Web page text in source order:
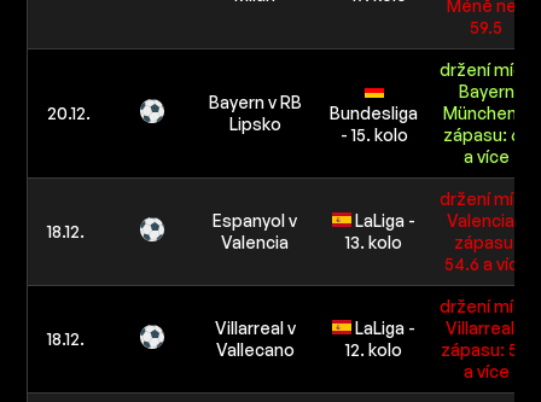
Méně než
59.5
20.12.
Bayern v RB
Lipsko
Bundesliga
- 15. kolo
držení míče
Bayern
München v
zápasu: 62
a více
18.12.
Espanyol v
Valencia
LaLiga -
13. kolo
držení míče
Valencia v
zápasu:
54.6 a více
18.12.
Villarreal v
Vallecano
LaLiga -
12. kolo
držení míče
Villarreal v
zápasu: 51.1
a více